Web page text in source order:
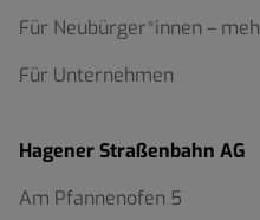
Für Neubürger*innen –
Für Unternehmen
Hagener Straßenbahn AG
Am Pfannenofen 5